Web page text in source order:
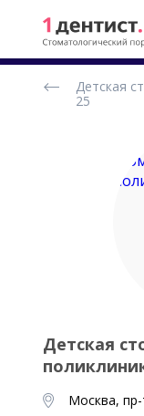
Детская
25
Детская
Москва, пр-